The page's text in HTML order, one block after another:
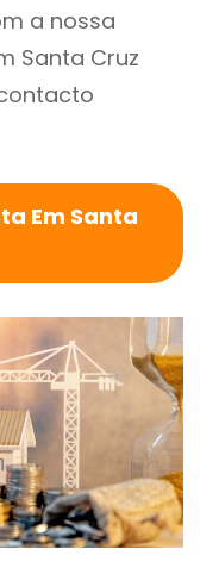
a nossa
Santa Cruz
Em Santa